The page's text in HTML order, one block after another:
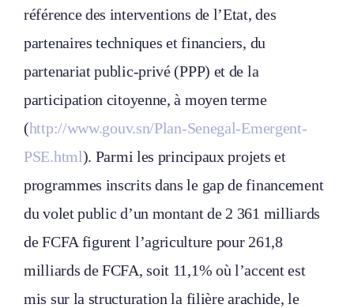
référence des interventions de l’Etat, des
partenaires techniques et financiers, du
partenariat public-privé (PPP) et de la
participation citoyenne, à moyen terme
(http://www.gouv.sn/Plan-Senegal-Emergent-
PSE.html). Parmi les principaux projets et
programmes inscrits dans le gap de financement
du volet public d’un montant de 2 361 milliards
de FCFA figurent l’agriculture pour 261,8
milliards de FCFA, soit 11,1% où l’accent est
mis sur la structuration la filière arachide, le